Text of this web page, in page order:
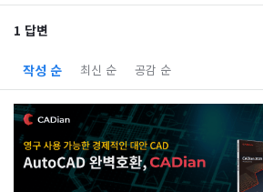
1 답변
작성 순 최신 순 공감 순